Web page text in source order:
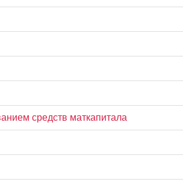
средств маткапитала